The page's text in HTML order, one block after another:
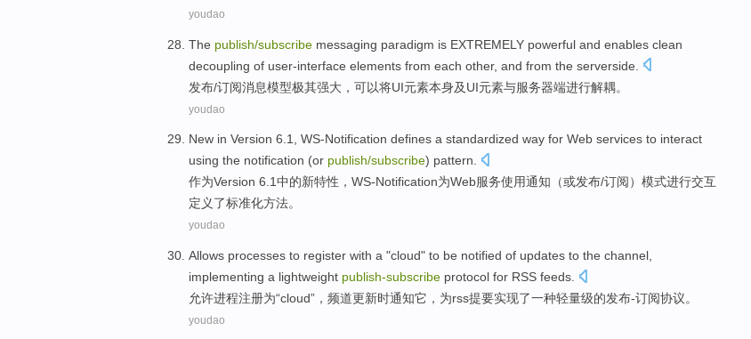
youdao
The publish/subscribe messaging paradigm is EXTREMELY powerful and enables clean
decoupling of user-interface elements from each other, and from the serverside
发布/订阅消息模型极其强大 ，可以将UI元素本身及UI元素与服务器端进行解耦。
youdao
New in Version 6.1, WS-Notification defines a standardized way for Web services to interact
using the notification (or publish/subscribe) pattern.
作为Version 6.1中的新特性，WS-Notification为Web服务使用通知 （或发布/订阅）模式进行交互
定义了标准化方法。
youdao
Allows processes to register with a "cloud" to be notified of updates to the channel
implementing a lightweight publish-subscribe protocol for RSS feeds
允许进程注册为“cloud”， 频道更新时通知它，为rss提要实现了一种轻量级的发布-订阅协议。
youdao